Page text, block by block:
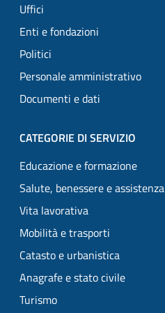
Uffici
Enti e fondazioni
Politici
Personale amministrativo
Documenti e dati
CATEGORIE DI SERVIZIO
Educazione e formazione
Salute, benessere e assistenza
Vita lavorativa
Mobilità e trasporti
Catasto e urbanistica
Anagrafe e stato civile
Turismo